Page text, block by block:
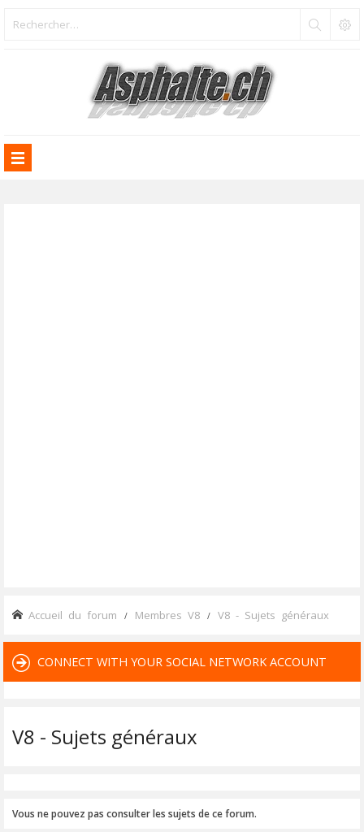
Accueil du forum Membres V8 V8 - Sujets généraux
CONNECT WITH YOUR SOCIAL NETWORK ACCOUNT
V8 - Sujets généraux
Vous ne pouvez pas consulter les sujets de ce forum.